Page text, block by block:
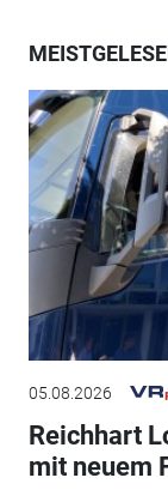
05.08.2026
Reichhart
mit neuem